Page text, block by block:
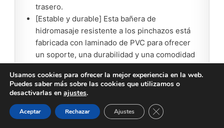
trasero.
[Estable y durable] Esta bañera de
hidromasaje resistente a los pinchazos está
fabricada con laminado de PVC para ofrecer
un soporte, una durabilidad y una comodidad
óptimos, lo que le permitirá disfrutar de ella
durante años.
[Construcción y transporte sencillos] El
whirlpool portátil es fácil de montar con
instrucciones claras y se infla en minutos con
Usamos cookies para ofrecer la mejor experiencia en la web.
Puedes saber más sobre las cookies que utilizamos o
desactivarlas en ajustes.
Aceptar Rechazar Ajustes Cerrar el banner de